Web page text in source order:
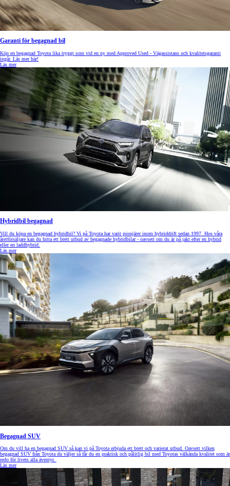
Garanti för begagnad bil
Köp en begagnad Toyota lika tryggt som vid en ny med Approved Used - Vägassistans och kvalitetsgaranti
ingår. Läs mer här!
Läs mer
Hybridbil begagnad
Vill du köpa en begagnad hybridbil? Vi på Toyota har varit pionjärer inom hybriddrift sedan 1997. Hos våra
återförsäljare kan du hitta ett brett utbud av begagnade hybridbilar - oavsett om du är på jakt efter en hybrid
eller en laddhybrid.
Läs mer
Begagnad SUV
Om du vill ha en begagnad SUV så kan vi på Toyota erbjuda ett brett och varierat utbud. Oavsett vilken
begagnad SUV från Toyota du väljer så får du en praktisk och pålitlig bil med Toyotas välkända kvalitet som är
redo för livets alla äventyr.
Läs mer